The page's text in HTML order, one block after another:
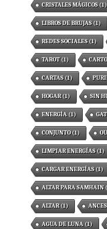
CRISTALES MÁGICOS(1)
LIBROS DE BRUJAS(1)
REDES SOCIALES(1)
TAROT(1)
CARTAS(1)
HOGAR(1) SIN
ENERGÍA(1)
CONJUNTO(1)
LIMPIAR ENERGÍAS(1)
CARGAR ENERGÍAS(1)
ALTAR PARA SAMHAIN
ALTAR(1)
AGUA DE LUNA(1)